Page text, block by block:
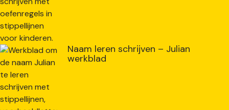
Naam leren schrijven – Julian
werkblad